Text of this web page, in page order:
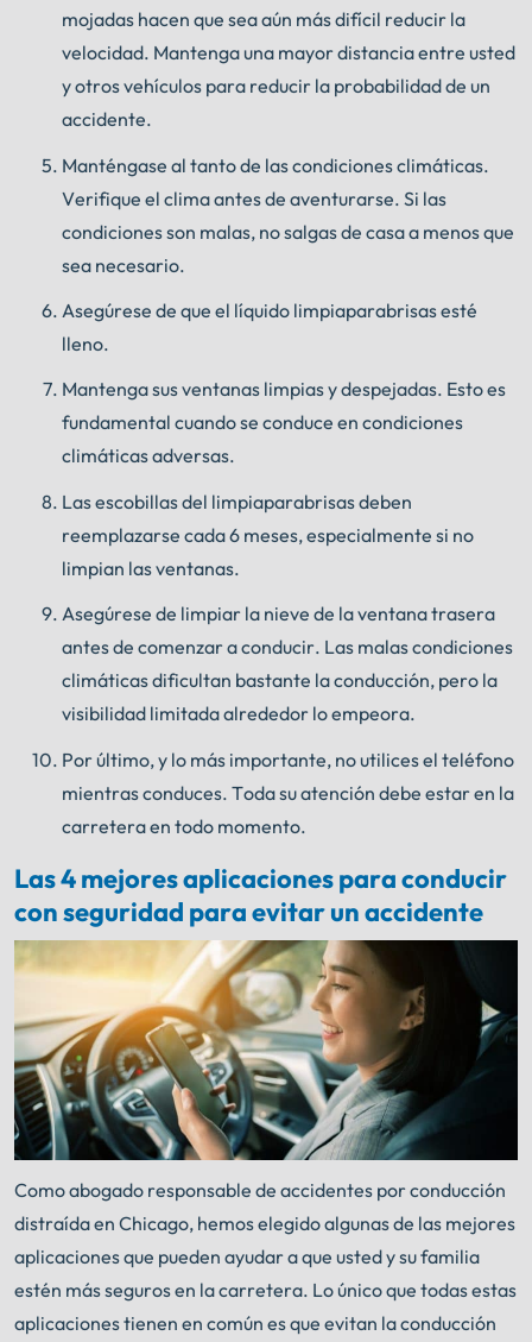
mojadas hacen que sea aún más difícil reducir la
velocidad. Mantenga una mayor distancia entre usted
y otros vehículos para reducir la probabilidad de un
accidente.
Manténgase al tanto de las condiciones climáticas.
Verifique el clima antes de aventurarse. Si las
condiciones son malas, no salgas de casa a menos que
sea necesario.
Asegúrese de que el líquido limpiaparabrisas esté
lleno.
Mantenga sus ventanas limpias y despejadas. Esto es
fundamental cuando se conduce en condiciones
climáticas adversas.
Las escobillas del limpiaparabrisas deben
reemplazarse cada 6 meses, especialmente si no
limpian las ventanas.
Asegúrese de limpiar la nieve de la ventana trasera
antes de comenzar a conducir. Las malas condiciones
climáticas dificultan bastante la conducción, pero la
visibilidad limitada alrededor lo empeora.
Por último, y lo más importante, no utilices el teléfono
mientras conduces. Toda su atención debe estar en la
carretera en todo momento.
Las 4 mejores aplicaciones para conducir
con seguridad para evitar un accidente
Como abogado responsable de accidentes por conducción
distraída en Chicago, hemos elegido algunas de las mejores
aplicaciones que pueden ayudar a que usted y su familia
estén más seguros en la carretera. Lo único que todas estas
aplicaciones tienen en común es que evitan la conducción